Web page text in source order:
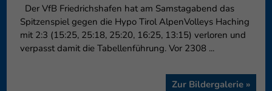
Der VfB Friedrichshafen hat am Samstagabend das
Spitzenspiel gegen die Hypo Tirol AlpenVolleys Haching
mit 2:3 (15:25, 25:18, 25:20, 16:25, 13:15) verloren und
verpasst damit die Tabellenführung. Vor 2308 ...
Zur Bildergalerie »
Cookie-Informationen anzeigen
Externe Medien (6)
Inhalte von Videoplattformen und Social-Media-Plattformen werden
werden, bedarf der Zugriff auf diese Inhalte keiner manuellen